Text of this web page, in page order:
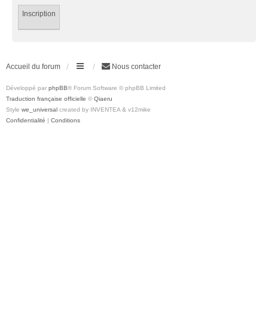
Inscription
Accueil du forum Nous contacter
Développé par phpBB® Forum Software © phpBB Limited
Traduction française officielle © Qiaeru
Style we_universal created by INVENTEA & v12mike
Confidentialité | Conditions